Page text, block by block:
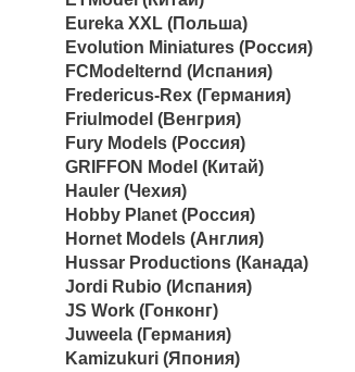
Eureka XXL (Польша)
Evolution Miniatures (Россия)
FCModelternd (Испания)
Fredericus-Rex (Германия)
Friulmodel (Венгрия)
Fury Models (Россия)
GRIFFON Model (Китай)
Hauler (Чехия)
Hobby Planet (Россия)
Hornet Models (Англия)
Hussar Productions (Канада)
Jordi Rubio (Испания)
JS Work (Гонконг)
Juweela (Германия)
Kamizukuri (Япония)